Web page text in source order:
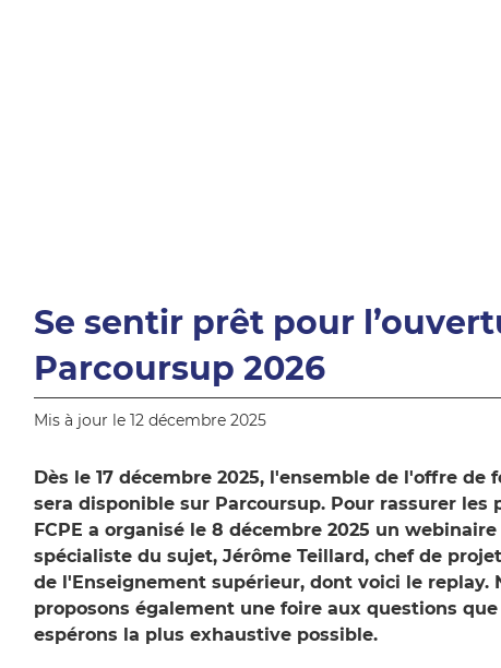
Se sentir prêt pour
Parcoursup 2026
Mis à jour le 12 décembre 2025
Dès le 17 décembre 2025, l'ensemble de l'offre de
sera disponible sur Parcoursup. Pour rassurer les
FCPE a organisé le 8 décembre 2025 un webinaire
spécialiste du sujet, Jérôme Teillard, chef de
de l'Enseignement supérieur, dont voici le replay.
proposons également une foire aux questions que
espérons la plus exhaustive possible.